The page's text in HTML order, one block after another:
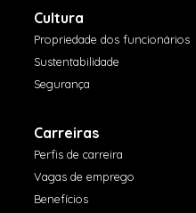
Cultura
Propriedade dos funcionários
Sustentabilidade
Segurança
Carreiras
Perfis de carreira
Vagas de emprego
Benefícios